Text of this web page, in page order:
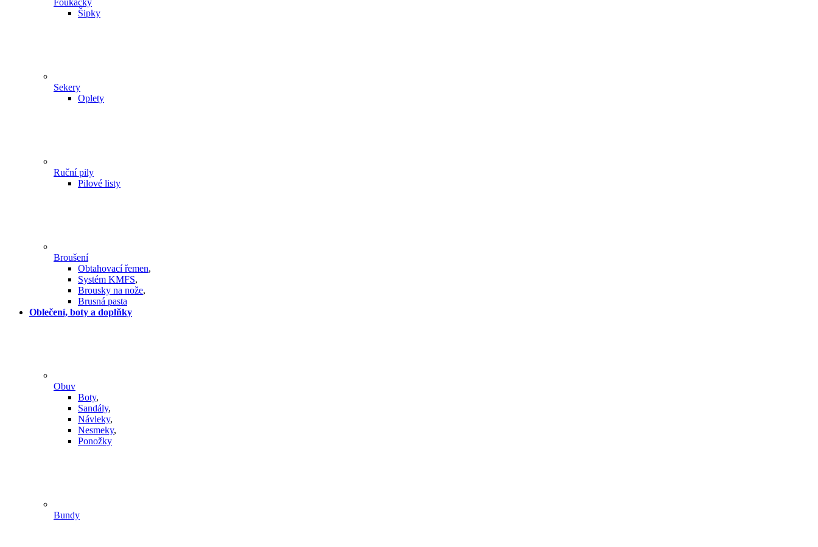
Foukačky
Šipky
Sekery
Oplety
Ruční pily
Pilové listy
Broušení
Obtahovací řemen,
Systém KMFS,
Brousky na nože,
Brusná pasta
Oblečení, boty a doplňky
Obuv
Boty,
Sandály,
Návleky,
Nesmeky,
Ponožky
Bundy